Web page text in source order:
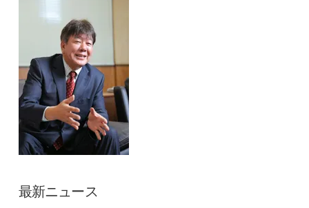
最新ニュース